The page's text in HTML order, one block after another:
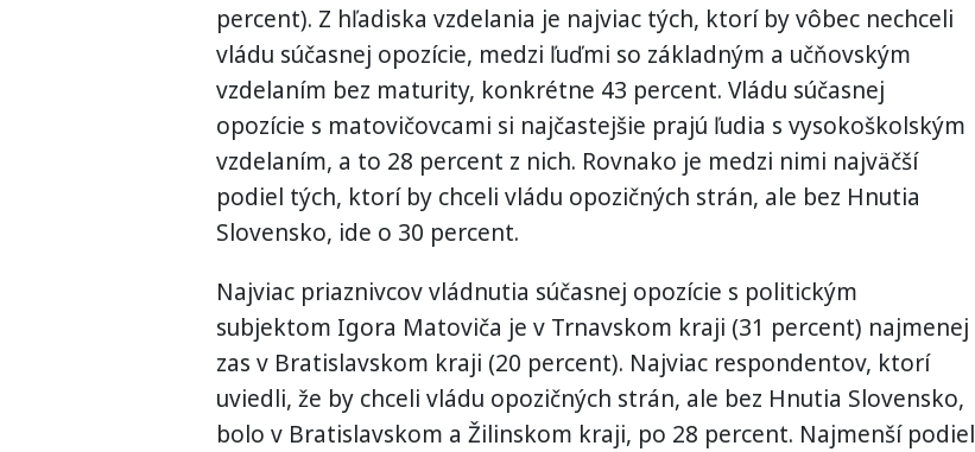
percent). Z hľadiska vzdelania je najviac tých, ktorí by vôbec nechceli
vládu súčasnej opozície, medzi ľuďmi so základným a učňovským
vzdelaním bez maturity, konkrétne 43 percent. Vládu súčasnej
opozície s matovičovcami si najčastejšie prajú ľudia s vysokoškolským
vzdelaním, a to 28 percent z nich. Rovnako je medzi nimi najväčší
podiel tých, ktorí by chceli vládu opozičných strán, ale bez Hnutia
Slovensko, ide o 30 percent.
Najviac priaznivcov vládnutia súčasnej opozície s politickým
subjektom Igora Matoviča je v Trnavskom kraji (31 percent) najmenej
zas v Bratislavskom kraji (20 percent). Najviac respondentov, ktorí
uviedli, že by chceli vládu opozičných strán, ale bez Hnutia Slovensko,
bolo v Bratislavskom a Žilinskom kraji, po 28 percent. Najmenší podiel